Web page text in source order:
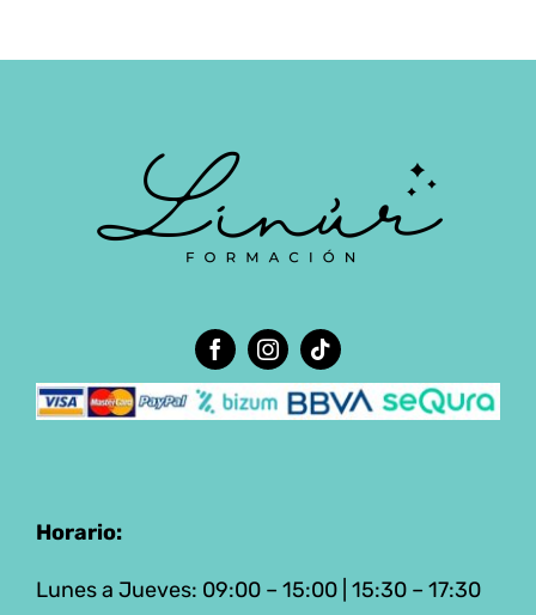
Horario:
Lunes a Jueves: 09:00 – 15:00 | 15:30 – 17:30